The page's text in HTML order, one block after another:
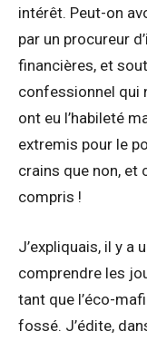
intérêt. Peut-on
par un procureur
financières, et
confessionnel qui
ont eu l’habileté
extremis pour le
crains que non, et
compris !
J’expliquais, il y a
comprendre les
tant que l’éco-
fossé. J’édite,